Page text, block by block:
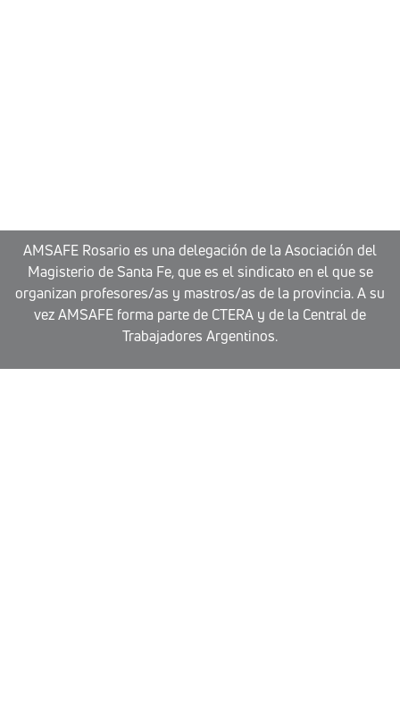
AMSAFE Rosario es una delegación de la Asociación del
Magisterio de Santa Fe, que es el sindicato en el que se
organizan profesores/as y mastros/as de la provincia. A su
vez AMSAFE forma parte de CTERA y de la Central de
Trabajadores Argentinos.